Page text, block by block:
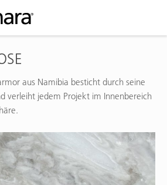
aus Namibia besticht durch seine
verleiht jedem Projekt im Innenbereich